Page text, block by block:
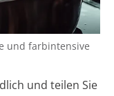
und farbintensive
und teilen Sie